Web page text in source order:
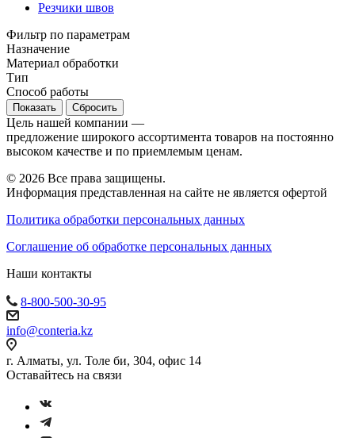
Резчики швов
Фильтр по параметрам
Назначение
Материал обработки
Тип
Cпособ работы
Сбросить
Цель нашей компании —
предложение широкого ассортимента товаров на постоянно
высоком качестве и по приемлемым ценам.
© 2026 Все права защищены.
Информация представленная на сайте не является офертой
Политика обработки персональных данных
Соглашение об обработке персональных данных
Наши контакты
8-800-500-30-95
info@conteria.kz
г. Алматы, ул. Толе би, 304, офис 14
Оставайтесь на связи